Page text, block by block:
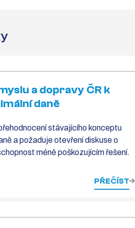
a dopravy ČR k
daně
stávajícího konceptu
a požaduje otevření diskuse o
méně poškozujícím řešení.
PŘEČÍST